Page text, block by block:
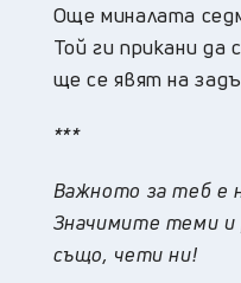
Още миналата
Той ги прикани
ще се явят на
***
Важното за теб е
Значимите теми и
също, чети ни!